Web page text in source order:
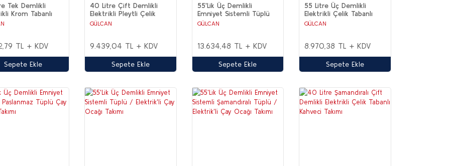
Tek Demlikli
Krom Tabanlı
Takımı
TL + KDV
Sepete Ekle
40 Litre Çift Demlikli
Elektrikli Pleytli Çelik
Tabanlı Kahveci Takımı
GÜLCAN
9.439,04 TL + KDV
Sepete Ekle
55'Lik Üç Demlikli
Emniyet Sistemli Tüplü
Şamandıralı Çay Ocağı
GÜLCAN
13.634,48 TL + KDV
Sepete Ekle
55 Litre Üç Demlikli
Elektrikli Çelik Tabanlı
Kahveci Takımı
GÜLCAN
8.970,38 TL + KDV
Sepete Ekle